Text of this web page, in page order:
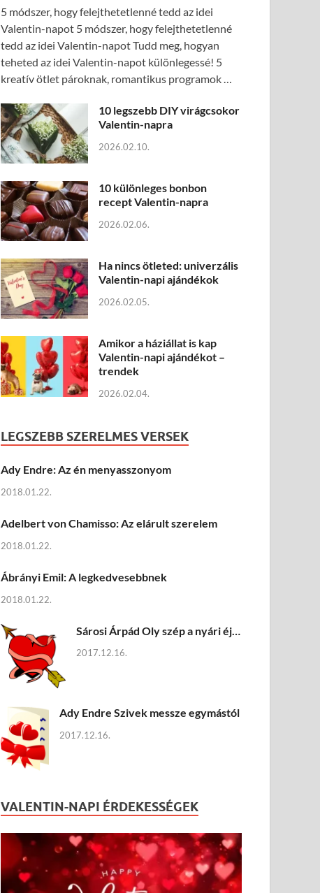
5 módszer, hogy felejthetetlenné tedd az idei
Valentin-napot 5 módszer, hogy felejthetetlenné
tedd az idei Valentin-napot Tudd meg, hogyan
teheted az idei Valentin-napot különlegessé! 5
kreatív ötlet pároknak, romantikus programok …
10 legszebb DIY virágcsokor
Valentin-napra
2026.02.10.
10 különleges bonbon
recept Valentin-napra
2026.02.06.
Ha nincs ötleted: univerzális
Valentin-napi ajándékok
2026.02.05.
Amikor a háziállat is kap
Valentin-napi ajándékot –
trendek
2026.02.04.
LEGSZEBB SZERELMES VERSEK
Ady Endre: Az én menyasszonyom
2018.01.22.
Adelbert von Chamisso: Az elárult szerelem
2018.01.22.
Ábrányi Emil: A legkedvesebbnek
2018.01.22.
Sárosi Árpád Oly szép a nyári éj…
2017.12.16.
Ady Endre Szivek messze egymástól
2017.12.16.
VALENTIN-NAPI ÉRDEKESSÉGEK